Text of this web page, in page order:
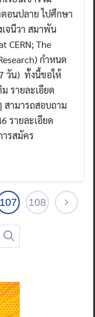
อนปลาย ไปศึกษา
จนีวา สมาพัน
CERN; The
กำหนด
วัน) ทั้งนี้ขอให้
รายละเอียด
ามารถสอบถาม
รายละเอียด
ารสมัคร
107 108